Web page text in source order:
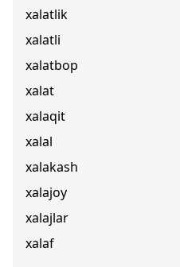
xalatlik
xalatli
xalatbop
xalat
xalaqit
xalal
xalakash
xalajoy
xalajlar
xalaf